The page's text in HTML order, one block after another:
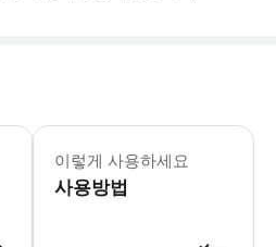
픽업 시간을 잘못 예약하면 늦게 취소
이렇게 사용하세요
사용방법